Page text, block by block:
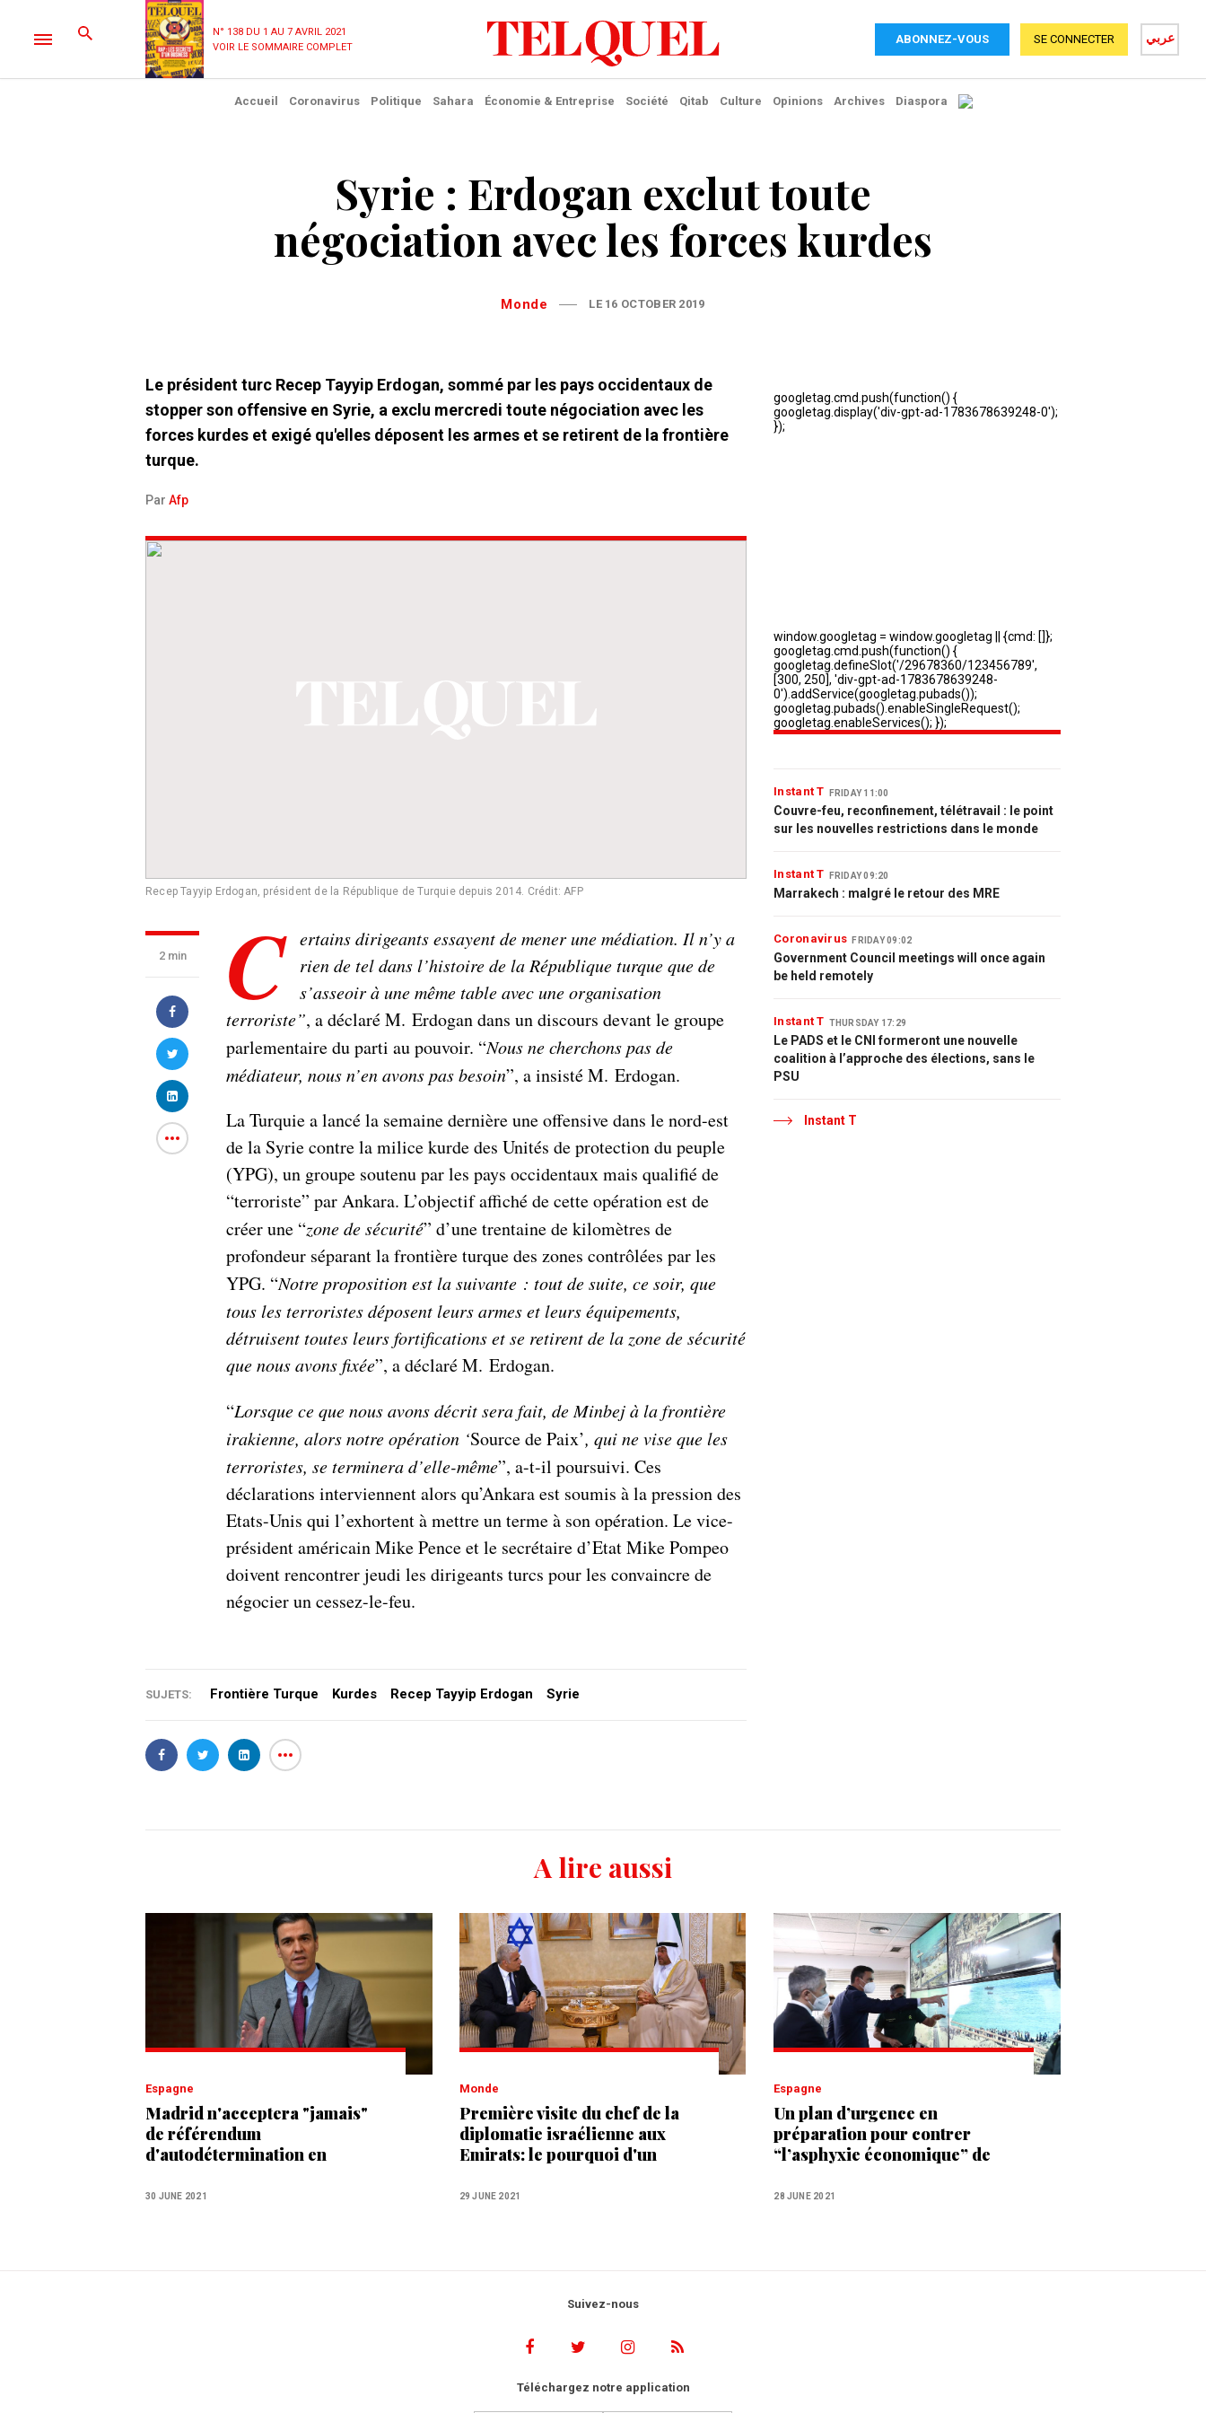
N° 138 DU 1 AU 7 AVRIL 2021
VOIR LE SOMMAIRE COMPLET
ABONNEZ-VOUS عربي SE CONNECTER
Accueil Coronavirus Politique Sahara Économie & Entreprise Société Qitab Culture Opinions Archives Diaspora
Syrie : Erdogan exclut toute
négociation avec les forces kurdes
Monde LE 16 OCTOBER 2019
Le président turc Recep Tayyip Erdogan, sommé par les pays occidentaux de
stopper son offensive en Syrie, a exclu mercredi toute négociation avec les
forces kurdes et exigé qu'elles déposent les armes et se retirent de la frontière
turque.
Par Afp
Recep Tayyip Erdogan, président de la République de Turquie depuis 2014. Crédit: AFP
2 min C ertains dirigeants essayent de mener une médiation. Il n’y a
rien de tel dans l’histoire de la République turque que de
s’asseoir à une même table avec une organisation
terroriste”, a déclaré M. Erdogan dans un discours devant le groupe
parlementaire du parti au pouvoir. “Nous ne cherchons pas de
médiateur, nous n’en avons pas besoin”, a insisté M. Erdogan.
La Turquie a lancé la semaine dernière une offensive dans le nord-est
de la Syrie contre la milice kurde des Unités de protection du peuple
(YPG), un groupe soutenu par les pays occidentaux mais qualifié de
“terroriste” par Ankara. L’objectif affiché de cette opération est de
créer une “zone de sécurité” d’une trentaine de kilomètres de
profondeur séparant la frontière turque des zones contrôlées par les
YPG. “Notre proposition est la suivante : tout de suite, ce soir, que
tous les terroristes déposent leurs armes et leurs équipements,
détruisent toutes leurs fortifications et se retirent de la zone de sécurité
que nous avons fixée”, a déclaré M. Erdogan.
“Lorsque ce que nous avons décrit sera fait, de Minbej à la frontière
irakienne, alors notre opération ‘Source de Paix’, qui ne vise que les
terroristes, se terminera d’elle-même”, a-t-il poursuivi. Ces
déclarations interviennent alors qu’Ankara est soumis à la pression des
Etats-Unis qui l’exhortent à mettre un terme à son opération. Le vice-
président américain Mike Pence et le secrétaire d’Etat Mike Pompeo
doivent rencontrer jeudi les dirigeants turcs pour les convaincre de
négocier un cessez-le-feu.
SUJETS: Frontière Turque Kurdes Recep Tayyip Erdogan Syrie
Instant T FRIDAY 11:00
Couvre-feu, reconfinement, télétravail : le point
sur les nouvelles restrictions dans le monde
Instant T FRIDAY 09:20
Marrakech : malgré le retour des MRE
Coronavirus FRIDAY 09:02
Government Council meetings will once again
be held remotely
Instant T THURSDAY 17:29
Le PADS et le CNI formeront une nouvelle
coalition à l’approche des élections, sans le
PSU
Instant T
A lire aussi
Espagne
Madrid n'acceptera "jamais"
de référendum
d'autodétermination en
30 JUNE 2021
Monde
Première visite du chef de la
diplomatie israélienne aux
Emirats: le pourquoi d'un
29 JUNE 2021
Espagne
Un plan d’urgence en
préparation pour contrer
“l’asphyxie économique” de
Maroc ?
28 JUNE 2021
Suivez-nous
Téléchargez notre application